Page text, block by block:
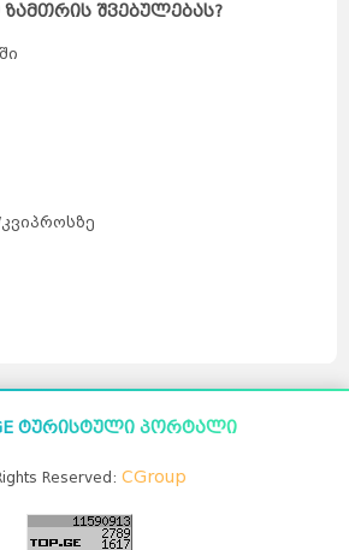
შვებულებას?
ტურისტული პორტალი
Reserved: CGroup